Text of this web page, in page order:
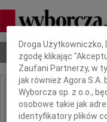
Nekrologi Odeszli
IMIĘ I NAZWISKO:
Dbamy o Twoją
Droga Użytkowniczko,
zgodę klikając
Zaufani Partnerzy, w
jak również Agora S.A.
Wyborcza sp. z o.o.,
osobowe takie jak
identyfikatory plików